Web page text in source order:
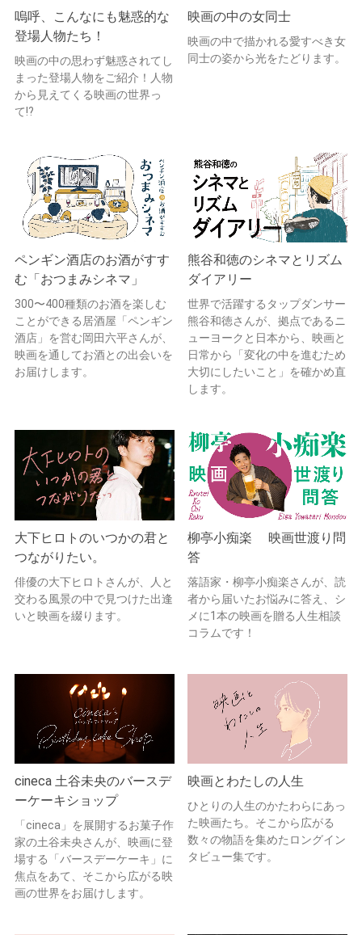
嗚呼、こんなにも魅惑的な
登場人物たち！
映画の中の思わず魅惑されてし
まった登場人物をご紹介！人物
から見えてくる映画の世界っ
て!?
映画の中の女同士
映画の中で描かれる愛すべき女
同士の姿から光をたどります。
ペンギン酒店のお酒がすす
む「おつまみシネマ」
300〜400種類のお酒を楽しむ
ことができる居酒屋「ペンギン
酒店」を営む岡田六平さんが、
映画を通してお酒との出会いを
お届けします。
熊谷和徳のシネマとリズム
ダイアリー
世界で活躍するタップダンサー
熊谷和徳さんが、拠点であるニ
ューヨークと日本から、映画と
日常から「変化の中を進むため
大切にしたいこと」を確かめ直
します。
大下ヒロトのいつかの君と
つながりたい。
俳優の大下ヒロトさんが、人と
交わる風景の中で見つけた出逢
いと映画を綴ります。
柳亭小痴楽 映画世渡り問
答
落語家・柳亭小痴楽さんが、読
者から届いたお悩みに答え、シ
メに1本の映画を贈る人生相談
コラムです！
cineca 土谷未央のバースデ
ーケーキショップ
「cineca」を展開するお菓子作
家の土谷未央さんが、映画に登
場する「バースデーケーキ」に
焦点をあて、そこから広がる映
画の世界をお届けします。
映画とわたしの人生
ひとりの人生のかたわらにあっ
た映画たち。そこから広がる
数々の物語を集めたロングイン
タビュー集です。